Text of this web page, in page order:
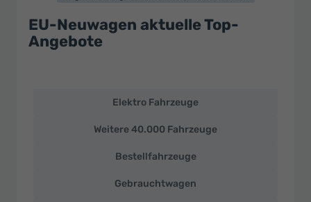
EU-Neuwagen aktuelle Top-
Angebote
Neuwagen
Elektro Fahrzeuge
Weitere 40.000 Fahrzeuge
Bestellfahrzeuge
Gebrauchtwagen